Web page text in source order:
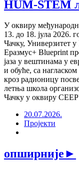
HUM-STEM
У оквиру
13. до 18. јула 2026.
Чачку, Универзитет у
Еразмус+ Blueprint
јаза у вештинама у
и обуће, са
кроз радионицу
летња школа
Чачку у оквиру
20.07.2026.
Пројекти
опширније►